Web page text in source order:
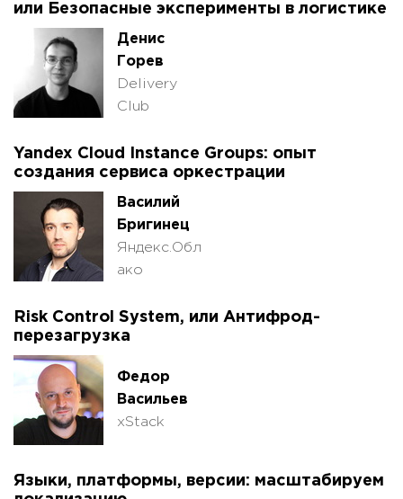
или Безопасные эксперименты в логистике
Денис
Горев
Delivery
Club
Yandex Cloud Instance Groups: опыт
создания сервиса оркестрации
Василий
Бригинец
Яндекс.Обл
ако
Risk Control System, или Антифрод-
перезагрузка
Федор
Васильев
xStack
Языки, платформы, версии: масштабируем